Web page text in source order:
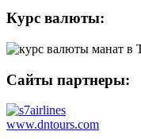
Курс валюты:
Сайты партнеры:
www.dntours.com